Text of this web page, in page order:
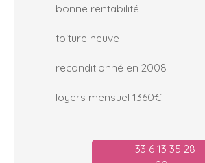
bonne rentabilité
toiture neuve
reconditionné en 2008
loyers mensuel 1360€
+33 6 13 35 28